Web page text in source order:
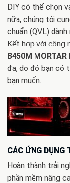
DIY có thể chọn
nữa, chúng tôi
chuẩn (QVL)
Kết hợp với công
B450M MORTAR
đa, do đó bạn có
bạn muốn.
CÁC ỨNG DỤNG
Hoàn thành trải
phần mềm nâng